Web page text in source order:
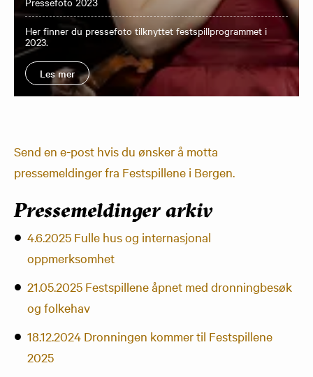
Her finner du pressefoto tilknyttet festspillprogrammet i
2023.
Les mer
Send en e-post hvis du ønsker å motta
pressemeldinger fra Festspillene i Bergen.
Pressemeldinger arkiv
4.6.2025 Fulle hus og internasjonal
oppmerksomhet
21.05.2025 Festspillene åpnet med dronningbesøk
og folkehav
18.12.2024 Dronningen kommer til Festspillene
2025